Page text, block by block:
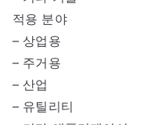
적용 분야
– 상업용
– 주거용
– 산업
– 유틸리티